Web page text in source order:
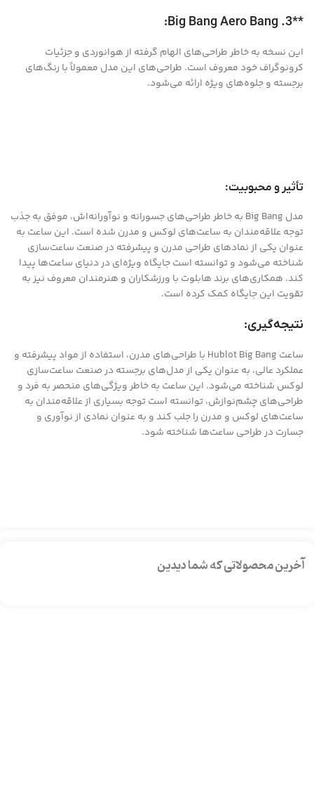
**3. Big Bang Aero Bang:
این نسخه به خاطر طراحی‌های الهام گرفته از هوانوردی و جزئیات
کرونوگراف خود معروف است. طراحی‌های این مدل معمولاً با رنگ‌های
برجسته و جلوه‌های ویژه ارائه می‌شود.
تأثیر و محبوبیت:
مدل Big Bang به خاطر طراحی‌های جسورانه و نوآورانه‌اش، موفق به جذب
توجه علاقه‌مندان به ساعت‌های لوکس و مدرن شده است. این ساعت به
عنوان یکی از نمادهای طراحی مدرن و پیشرفته در صنعت ساعت‌سازی
شناخته می‌شود و توانسته است جایگاه ویژه‌ای در دنیای ساعت‌ها پیدا
کند. همکاری‌های برند هابلوت با ورزشکاران و هنرمندان معروف نیز به
تقویت این جایگاه کمک کرده است.
نتیجه‌گیری:
ساعت Hublot Big Bang با طراحی‌های مدرن، استفاده از مواد پیشرفته و
عملکرد عالی، به عنوان یکی از مدل‌های برجسته در صنعت ساعت‌سازی
لوکس شناخته می‌شود. این ساعت به خاطر ویژگی‌های منحصر به فرد و
طراحی‌های چشم‌نوازش، توانسته است توجه بسیاری از علاقه‌مندان به
ساعت‌های لوکس و مدرن را جلب کند و به عنوان نمادی از نوآوری و
جسارت در طراحی ساعت‌ها شناخته شود.
آخرین محصولاتی که شما دیدین